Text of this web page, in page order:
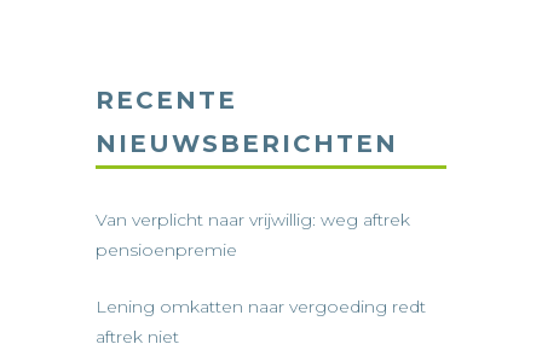
RECENTE
NIEUWSBERICHTEN
Van verplicht naar vrijwillig: weg aftrek
pensioenpremie
Lening omkatten naar vergoeding redt
aftrek niet